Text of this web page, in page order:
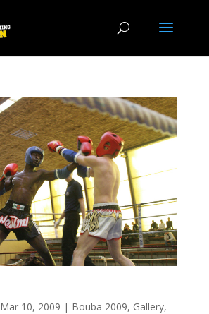
Mar 10, 2009 | Bouba 2009, Gallery,